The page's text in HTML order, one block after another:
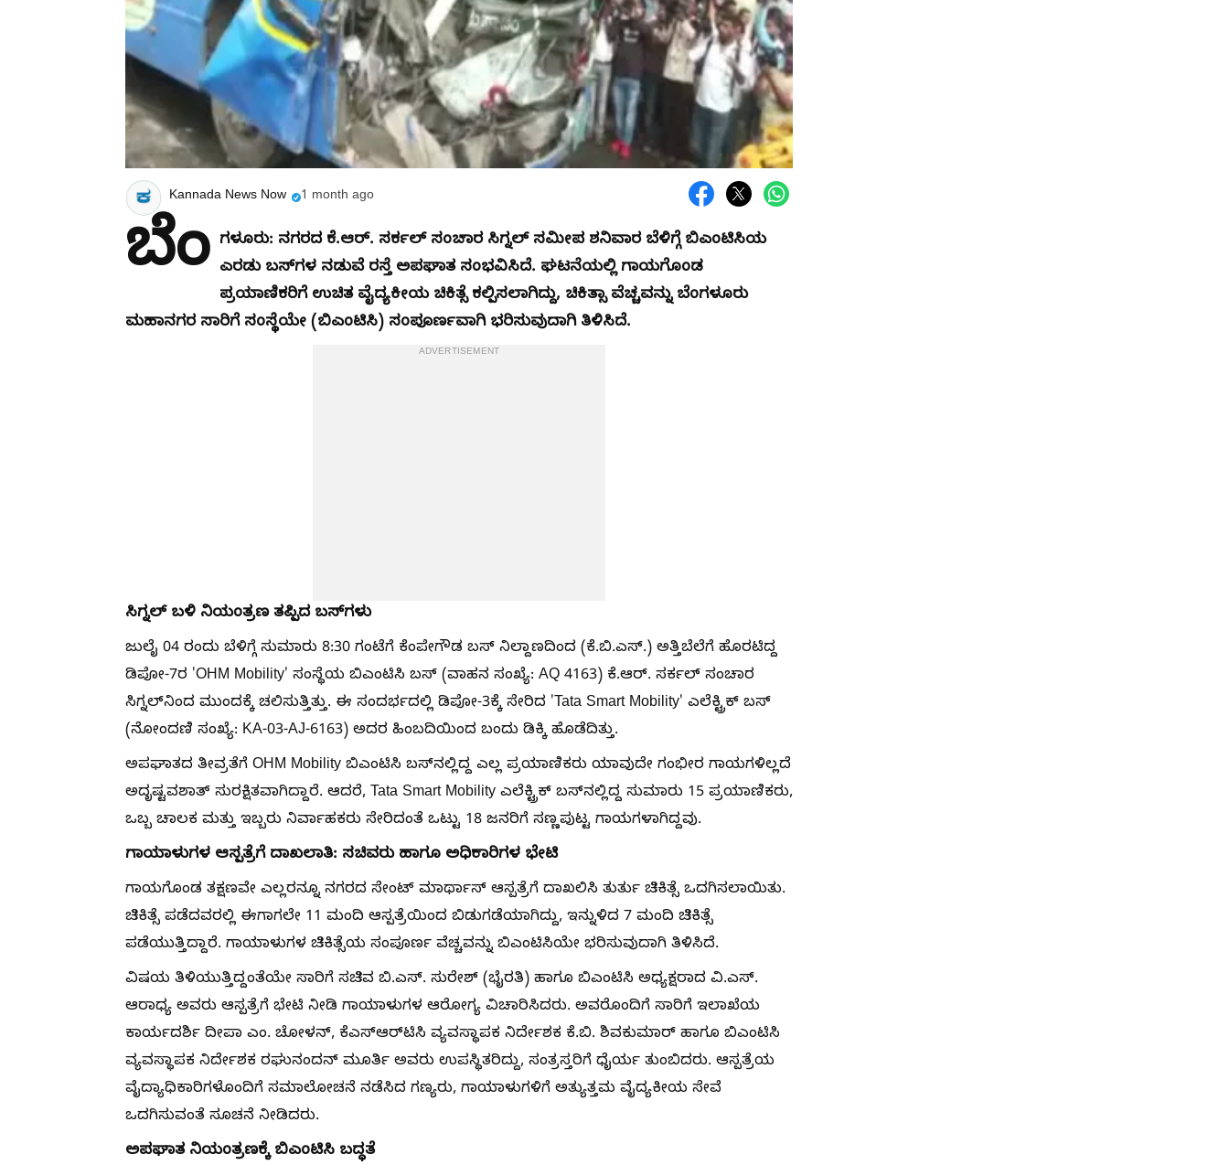
Kannada News Now 1 month ago
ಬೆಂ ಗಳೂರು: ನಗರದ ಕೆ.ಆರ್. ಸರ್ಕಲ್ ಸಂಚಾರ ಸಿಗ್ನಲ್ ಸಮೀಪ ಶನಿವಾರ ಬೆಳಿಗ್ಗೆ ಬಿಎಂಟಿಸಿಯ
ಎರಡು ಬಸ್‌ಗಳ ನಡುವೆ ರಸ್ತೆ ಅಪಘಾತ ಸಂಭವಿಸಿದೆ. ಘಟನೆಯಲ್ಲಿ ಗಾಯಗೊಂಡ
ಪ್ರಯಾಣಿಕರಿಗೆ ಉಚಿತ ವೈದ್ಯಕೀಯ ಚಿಕಿತ್ಸೆ ಕಲ್ಪಿಸಲಾಗಿದ್ದು, ಚಿಕಿತ್ಸಾ ವೆಚ್ಚವನ್ನು ಬೆಂಗಳೂರು
ಮಹಾನಗರ ಸಾರಿಗೆ ಸಂಸ್ಥೆಯೇ (ಬಿಎಂಟಿಸಿ) ಸಂಪೂರ್ಣವಾಗಿ ಭರಿಸುವುದಾಗಿ ತಿಳಿಸಿದೆ.
ADVERTISEMENT
ಸಿಗ್ನಲ್ ಬಳಿ ನಿಯಂತ್ರಣ ತಪ್ಪಿದ ಬಸ್‌ಗಳು
ಜುಲೈ 04 ರಂದು ಬೆಳಿಗ್ಗೆ ಸುಮಾರು 8:30 ಗಂಟೆಗೆ ಕೆಂಪೇಗೌಡ ಬಸ್ ನಿಲ್ದಾಣದಿಂದ (ಕೆ.ಬಿ.ಎಸ್.) ಅತ್ತಿಬೆಲೆಗೆ ಹೊರಟಿದ್ದ
ಡಿಪೋ-7ರ 'OHM Mobility' ಸಂಸ್ಥೆಯ ಬಿಎಂಟಿಸಿ ಬಸ್ (ವಾಹನ ಸಂಖ್ಯೆ: AQ 4163) ಕೆ.ಆರ್. ಸರ್ಕಲ್ ಸಂಚಾರ
ಸಿಗ್ನಲ್‌ನಿಂದ ಮುಂದಕ್ಕೆ ಚಲಿಸುತ್ತಿತ್ತು. ಈ ಸಂದರ್ಭದಲ್ಲಿ ಡಿಪೋ-3ಕ್ಕೆ ಸೇರಿದ 'Tata Smart Mobility' ಎಲೆಕ್ಟ್ರಿಕ್ ಬಸ್
(ನೋಂದಣಿ ಸಂಖ್ಯೆ: KA-03-AJ-6163) ಅದರ ಹಿಂಬದಿಯಿಂದ ಬಂದು ಡಿಕ್ಕಿ ಹೊಡೆದಿತ್ತು.
ಅಪಘಾತದ ತೀವ್ರತೆಗೆ OHM Mobility ಬಿಎಂಟಿಸಿ ಬಸ್‌ನಲ್ಲಿದ್ದ ಎಲ್ಲ ಪ್ರಯಾಣಿಕರು ಯಾವುದೇ ಗಂಭೀರ ಗಾಯಗಳಿಲ್ಲದೆ
ಅದೃಷ್ಟವಶಾತ್ ಸುರಕ್ಷಿತವಾಗಿದ್ದಾರೆ. ಆದರೆ, Tata Smart Mobility ಎಲೆಕ್ಟ್ರಿಕ್ ಬಸ್‌ನಲ್ಲಿದ್ದ ಸುಮಾರು 15 ಪ್ರಯಾಣಿಕರು,
ಒಬ್ಬ ಚಾಲಕ ಮತ್ತು ಇಬ್ಬರು ನಿರ್ವಾಹಕರು ಸೇರಿದಂತೆ ಒಟ್ಟು 18 ಜನರಿಗೆ ಸಣ್ಣಪುಟ್ಟ ಗಾಯಗಳಾಗಿದ್ದವು.
ಗಾಯಾಳುಗಳ ಆಸ್ಪತ್ರೆಗೆ ದಾಖಲಾತಿ: ಸಚಿವರು ಹಾಗೂ ಅಧಿಕಾರಿಗಳ ಭೇಟಿ
ಗಾಯಗೊಂಡ ತಕ್ಷಣವೇ ಎಲ್ಲರನ್ನೂ ನಗರದ ಸೇಂಟ್ ಮಾರ್ಥಾಸ್ ಆಸ್ಪತ್ರೆಗೆ ದಾಖಲಿಸಿ ತುರ್ತು ಚಿಕಿತ್ಸೆ ಒದಗಿಸಲಾಯಿತು.
ಚಿಕಿತ್ಸೆ ಪಡೆದವರಲ್ಲಿ ಈಗಾಗಲೇ 11 ಮಂದಿ ಆಸ್ಪತ್ರೆಯಿಂದ ಬಿಡುಗಡೆಯಾಗಿದ್ದು, ಇನ್ನುಳಿದ 7 ಮಂದಿ ಚಿಕಿತ್ಸೆ
ಪಡೆಯುತ್ತಿದ್ದಾರೆ. ಗಾಯಾಳುಗಳ ಚಿಕಿತ್ಸೆಯ ಸಂಪೂರ್ಣ ವೆಚ್ಚವನ್ನು ಬಿಎಂಟಿಸಿಯೇ ಭರಿಸುವುದಾಗಿ ತಿಳಿಸಿದೆ.
ವಿಷಯ ತಿಳಿಯುತ್ತಿದ್ದಂತೆಯೇ ಸಾರಿಗೆ ಸಚಿವ ಬಿ.ಎಸ್. ಸುರೇಶ್ (ಭೈರತಿ) ಹಾಗೂ ಬಿಎಂಟಿಸಿ ಅಧ್ಯಕ್ಷರಾದ ವಿ.ಎಸ್.
ಆರಾಧ್ಯ ಅವರು ಆಸ್ಪತ್ರೆಗೆ ಭೇಟಿ ನೀಡಿ ಗಾಯಾಳುಗಳ ಆರೋಗ್ಯ ವಿಚಾರಿಸಿದರು. ಅವರೊಂದಿಗೆ ಸಾರಿಗೆ ಇಲಾಖೆಯ
ಕಾರ್ಯದರ್ಶಿ ದೀಪಾ ಎಂ. ಚೋಳನ್, ಕೆಎಸ್‌ಆರ್‌ಟಿಸಿ ವ್ಯವಸ್ಥಾಪಕ ನಿರ್ದೇಶಕ ಕೆ.ಬಿ. ಶಿವಕುಮಾರ್ ಹಾಗೂ ಬಿಎಂಟಿಸಿ
ವ್ಯವಸ್ಥಾಪಕ ನಿರ್ದೇಶಕ ರಘುನಂದನ್ ಮೂರ್ತಿ ಅವರು ಉಪಸ್ಥಿತರಿದ್ದು, ಸಂತ್ರಸ್ತರಿಗೆ ಧೈರ್ಯ ತುಂಬಿದರು. ಆಸ್ಪತ್ರೆಯ
ವೈದ್ಯಾಧಿಕಾರಿಗಳೊಂದಿಗೆ ಸಮಾಲೋಚನೆ ನಡೆಸಿದ ಗಣ್ಯರು, ಗಾಯಾಳುಗಳಿಗೆ ಅತ್ಯುತ್ತಮ ವೈದ್ಯಕೀಯ ಸೇವೆ
ಒದಗಿಸುವಂತೆ ಸೂಚನೆ ನೀಡಿದರು.
ಅಪಘಾತ ನಿಯಂತ್ರಣಕ್ಕೆ ಬಿಎಂಟಿಸಿ ಬದ್ಧತೆ